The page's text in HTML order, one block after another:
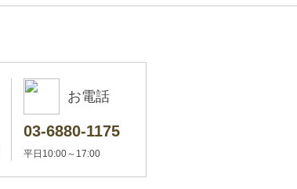
お電話
03-6880-1175
平日10:00～17:00